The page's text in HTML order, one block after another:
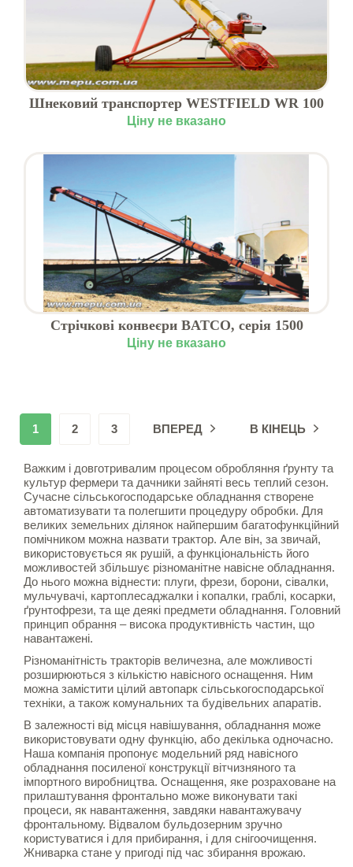
Шнековий транспортер WESTFIELD WR 100
купити в Києві
Ціну не вказано
Стрічкові конвеєри BATCO, серія 1500
Ціну не вказано
1 2 3 ВПЕРЕД В КІНЕЦЬ
Важким і довготривалим процесом обробляння ґрунту та
культур фермери та дачники зайняті весь теплий сезон.
Сучасне сільськогосподарське обладнання створене
автоматизувати та полегшити процедуру обробки. Для
великих земельних ділянок найпершим багатофункційний
помічником можна назвати трактор. Але він, за звичай,
використовується як рушій, а функціональність його
можливостей збільшує різноманітне навісне обладнання.
До нього можна віднести: плуги, фрези, борони, сівалки,
мульчувачі, картоплесаджалки і копалки, граблі, косарки,
ґрунтофрези, та ще деякі предмети обладнання. Головний
принцип обрання – висока продуктивність частин, що
навантажені.
Різноманітність тракторів величезна, але можливості
розширюються з кількістю навісного оснащення. Ним
можна замістити цілий автопарк сільськогосподарської
техніки, а також комунальних та будівельних апаратів.
В залежності від місця навішування, обладнання може
використовувати одну функцію, або декілька одночасно.
Наша компанія пропонує модельний ряд навісного
обладнання посиленої конструкції вітчизняного та
імпортного виробництва. Оснащення, яке розраховане на
прилаштування фронтально може виконувати такі
процеси, як навантаження, завдяки навантажувачу
фронтальному. Відвалом бульдозерним зручно
користуватися і для прибирання, і для снігоочищення.
Жниварка стане у пригоді під час збирання врожаю.